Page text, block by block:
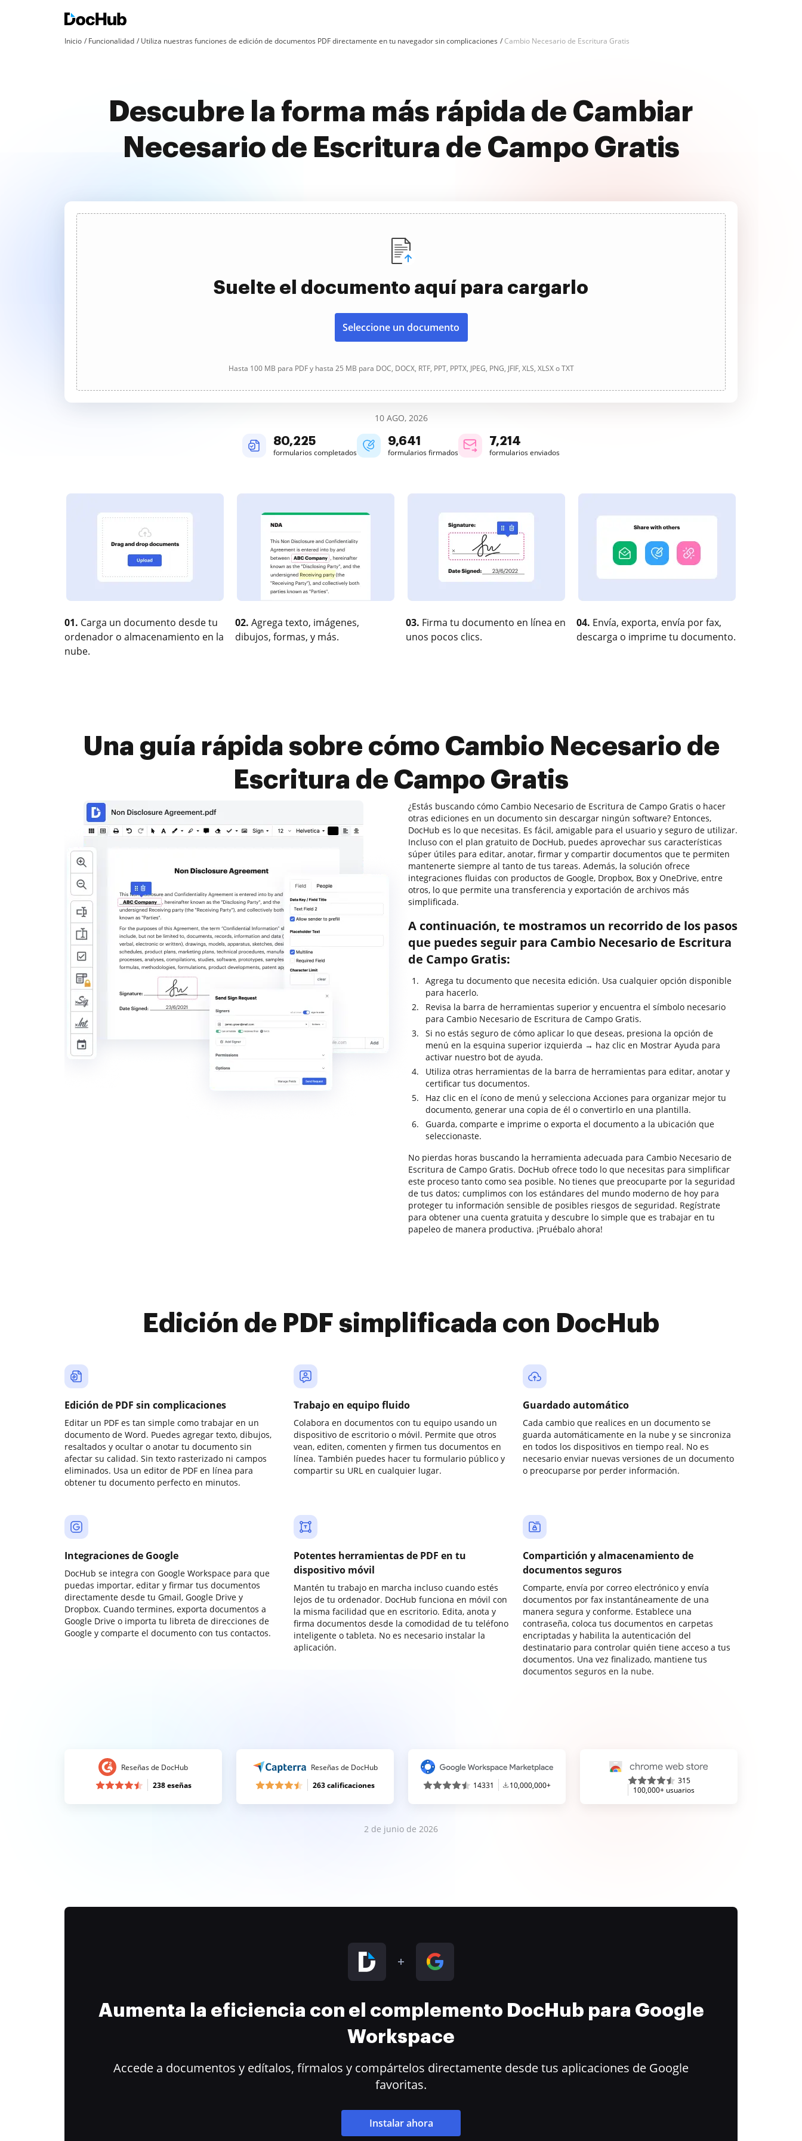
Inicio Funcionalidad Utiliza nuestras funciones de edición de documentos PDF directamente en tu navegador sin complicaciones Cambio Necesario de Escritura Gratis
Descubre la forma más rápida de Cambiar
Necesario de Escritura de Campo Gratis
Suelte el documento aquí para cargarlo
Seleccione un documento
Hasta 100 MB para PDF y hasta 25 MB para DOC, DOCX, RTF, PPT, PPTX, JPEG, PNG, JFIF, XLS, XLSX o TXT
10 AGO, 2026
80,226
formularios completados
9,641
formularios firmados
7,214
formularios enviados
01. Carga un documento desde tu
ordenador o almacenamiento en la
nube.
02. Agrega texto, imágenes,
dibujos, formas, y más.
03. Firma tu documento en línea en
unos pocos clics.
04. Envía, exporta, envía por fax,
descarga o imprime tu documento.
Una guía rápida sobre cómo Cambio Necesario de
Escritura de Campo Gratis
¿Estás buscando cómo Cambio Necesario de Escritura de Campo Gratis o hacer
otras ediciones en un documento sin descargar ningún software? Entonces,
DocHub es lo que necesitas. Es fácil, amigable para el usuario y seguro de utilizar.
Incluso con el plan gratuito de DocHub, puedes aprovechar sus características
súper útiles para editar, anotar, firmar y compartir documentos que te permiten
mantenerte siempre al tanto de tus tareas. Además, la solución ofrece
integraciones fluidas con productos de Google, Dropbox, Box y OneDrive, entre
otros, lo que permite una transferencia y exportación de archivos más
simplificada.
A continuación, te mostramos un recorrido de los pasos
que puedes seguir para Cambio Necesario de Escritura
de Campo Gratis:
Agrega tu documento que necesita edición. Usa cualquier opción disponible
para hacerlo.
Revisa la barra de herramientas superior y encuentra el símbolo necesario
para Cambio Necesario de Escritura de Campo Gratis.
Si no estás seguro de cómo aplicar lo que deseas, presiona la opción de
menú en la esquina superior izquierda → haz clic en Mostrar Ayuda para
activar nuestro bot de ayuda.
Utiliza otras herramientas de la barra de herramientas para editar, anotar y
certificar tus documentos.
Haz clic en el ícono de menú y selecciona Acciones para organizar mejor tu
documento, generar una copia de él o convertirlo en una plantilla.
Guarda, comparte e imprime o exporta el documento a la ubicación que
seleccionaste.
No pierdas horas buscando la herramienta adecuada para Cambio Necesario de
Escritura de Campo Gratis. DocHub ofrece todo lo que necesitas para simplificar
este proceso tanto como sea posible. No tienes que preocuparte por la seguridad
de tus datos; cumplimos con los estándares del mundo moderno de hoy para
proteger tu información sensible de posibles riesgos de seguridad. Regístrate
para obtener una cuenta gratuita y descubre lo simple que es trabajar en tu
papeleo de manera productiva. ¡Pruébalo ahora!
Edición de PDF simplificada con DocHub
Edición de PDF sin complicaciones
Editar un PDF es tan simple como trabajar en un
documento de Word. Puedes agregar texto, dibujos,
resaltados y ocultar o anotar tu documento sin
afectar su calidad. Sin texto rasterizado ni campos
eliminados. Usa un editor de PDF en línea para
obtener tu documento perfecto en minutos.
Trabajo en equipo fluido
Colabora en documentos con tu equipo usando un
dispositivo de escritorio o móvil. Permite que otros
vean, editen, comenten y firmen tus documentos en
línea. También puedes hacer tu formulario público y
compartir su URL en cualquier lugar.
Guardado automático
Cada cambio que realices en un documento se
guarda automáticamente en la nube y se sincroniza
en todos los dispositivos en tiempo real. No es
necesario enviar nuevas versiones de un documento
o preocuparse por perder información.
Integraciones de Google
DocHub se integra con Google Workspace para que
puedas importar, editar y firmar tus documentos
directamente desde tu Gmail, Google Drive y
Dropbox. Cuando termines, exporta documentos a
Google Drive o importa tu libreta de direcciones de
Google y comparte el documento con tus contactos.
Potentes herramientas de PDF en tu
dispositivo móvil
Mantén tu trabajo en marcha incluso cuando estés
lejos de tu ordenador. DocHub funciona en móvil con
la misma facilidad que en escritorio. Edita, anota y
firma documentos desde la comodidad de tu teléfono
inteligente o tableta. No es necesario instalar la
aplicación.
Compartición y almacenamiento de
documentos seguros
Comparte, envía por correo electrónico y envía
documentos por fax instantáneamente de una
manera segura y conforme. Establece una
contraseña, coloca tus documentos en carpetas
encriptadas y habilita la autenticación del
destinatario para controlar quién tiene acceso a tus
documentos. Una vez finalizado, mantiene tus
documentos seguros en la nube.
Reseñas de DocHub
238 eseñas
Reseñas de DocHub
263 calificaciones
14331 10,000,000+
315
100,000+ usuarios
2 de junio de 2026
Aumenta la eficiencia con el complemento DocHub para Google
Workspace
Accede a documentos y edítalos, fírmalos y compártelos directamente desde tus aplicaciones de Google
favoritas.
Instalar ahora